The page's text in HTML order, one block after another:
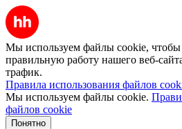
Мы используем файлы cookie, чтобы
правильную работу нашего веб-
трафик.
Правила использования файлов
Мы используем файлы cookie.
файлов cookie
Понятно